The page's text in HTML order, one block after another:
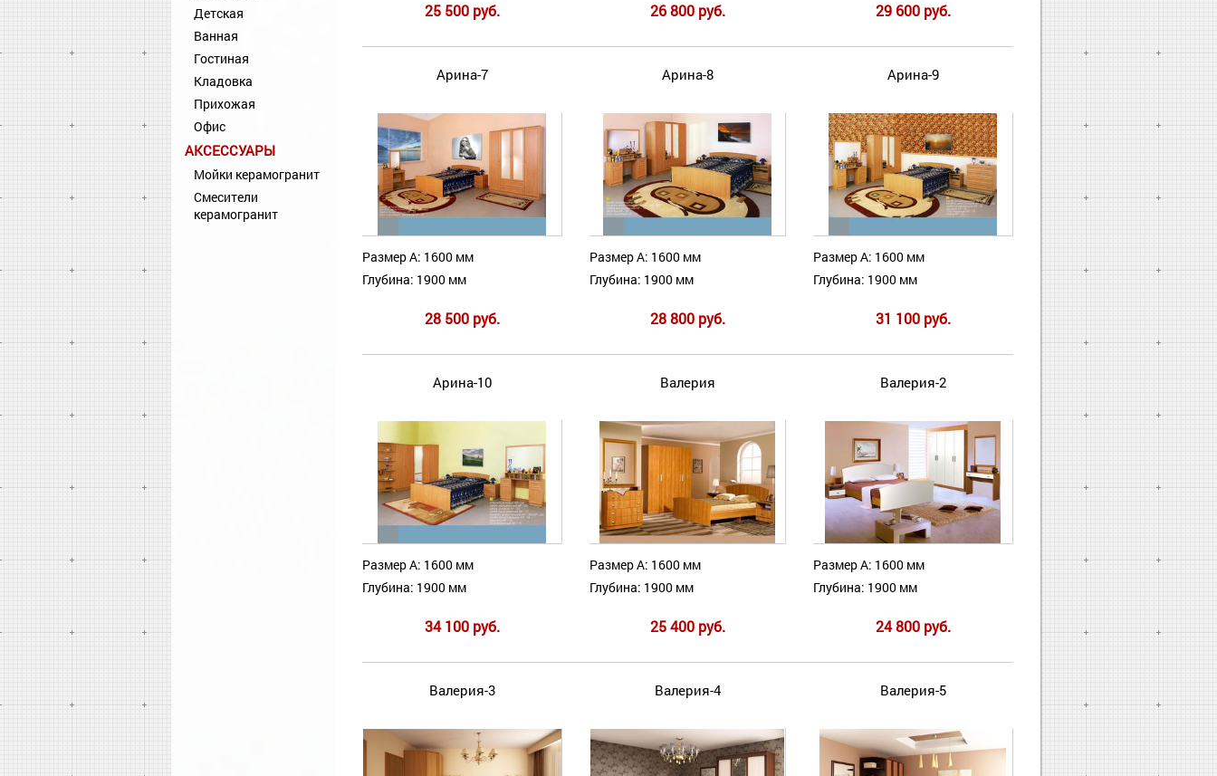
Детская
Ванная
Гостиная
Кладовка
Прихожая
Офис
АКСЕССУАРЫ
Мойки керамогранит
Смесители
керамогранит
25 500 руб. 26 800 руб. 29 600 руб.
Арина-7
Размер А: 1600 мм
Глубина: 1900 мм
28 500 руб.
Арина-8
Размер А: 1600 мм
Глубина: 1900 мм
28 800 руб.
Арина-9
Размер А: 1600 мм
Глубина: 1900 мм
31 100 руб.
Арина-10
Размер А: 1600 мм
Глубина: 1900 мм
34 100 руб.
Валерия
Размер А: 1600 мм
Глубина: 1900 мм
25 400 руб.
Валерия-2
Размер А: 1600 мм
Глубина: 1900 мм
24 800 руб.
Валерия-3 Валерия-4 Валерия-5